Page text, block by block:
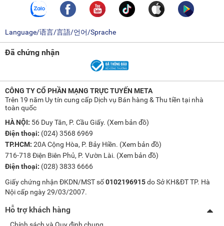
Language/语言/言語/언어/Sprache
Đã chứng nhận
CÔNG TY CỔ PHẦN MẠNG TRỰC TUYẾN META
Trên 19 năm Uy tín cung cấp Dịch vụ Bán hàng & Thu tiền tại nhà
toàn quốc
HÀ NỘI: 56 Duy Tân, P. Cầu Giấy. (Xem bản đồ)
Điện thoại: (024) 3568 6969
TP.HCM: 20A Cộng Hòa, P. Bảy Hiền. (Xem bản đồ)
716-718 Điện Biên Phủ, P. Vườn Lài. (Xem bản đồ)
Điện thoại: (028) 3833 6666
Giấy chứng nhận ĐKDN/MST số0102196915do Sở KH&ĐT TP. Hà
Nội cấp ngày 29/03/2007.
Hỗ trợ khách hàng